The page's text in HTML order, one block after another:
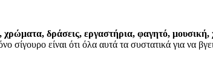
χρώματα, δράσεις, εργαστήρια, φαγητό, μουσική,
σίγουρο είναι ότι όλα αυτά τα συστατικά για να